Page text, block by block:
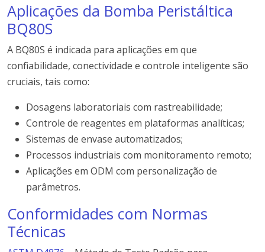
Aplicações da Bomba Peristáltica
BQ80S
A BQ80S é indicada para aplicações em que
confiabilidade, conectividade e controle inteligente são
cruciais, tais como:
Dosagens laboratoriais com rastreabilidade;
Controle de reagentes em plataformas analíticas;
Sistemas de envase automatizados;
Processos industriais com monitoramento remoto;
Aplicações em ODM com personalização de
parâmetros.
Conformidades com Normas
Técnicas